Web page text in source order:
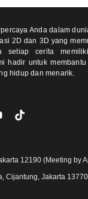
Anda dalam
2D dan 3D yang
setiap cerita
hadir untuk
hidup dan menarik.
12190 (Meeting by
Cijantung, Jakarta